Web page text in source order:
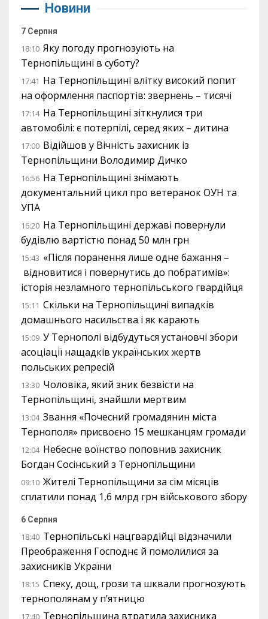
Новини
7 Серпня
18:10 Яку погоду прогнозують на
Тернопільщині в суботу?
17:41 На Тернопільщині влітку високий попит
на оформлення паспортів: звернень – тисячі
17:14 На Тернопільщині зіткнулися три
автомобілі: є потерпілі, серед яких – дитина
17:00 Відійшов у Вічність захисник із
Тернопільщини Володимир Дичко
16:56 На Тернопільщині знімають
документальний цикл про ветеранок ОУН та
УПА
16:20 На Тернопільщині державі повернули
будівлю вартістю понад 50 млн грн
15:43 «Після поранення лише одне бажання –
відновитися і повернутись до побратимів»:
історія незламного тернопільського гвардійця
15:11 Скільки на Тернопільщині випадків
домашнього насильства і як карають
15:09 У Тернополі відбудуться установчі збори
асоціації нащадків українських жертв
польських репресій
13:30 Чоловіка, який зник безвісти на
Тернопільщині, знайшли мертвим
13:04 Звання «Почесний громадянин міста
Тернополя» присвоєно 15 мешканцям громади
12:04 Небесне воїнство поповнив захисник
Богдан Сосінський з Тернопільщини
09:10 Жителі Тернопільщини за сім місяців
сплатили понад 1,6 млрд грн військового збору
6 Серпня
18:40 Тернопільські нацгвардійці відзначили
Преображення Господнє й помолилися за
захисників України
18:15 Спеку, дощ, грози та шквали прогнозують
тернополянам у п’ятницю
17:40 Тернопільщина втратила захисника